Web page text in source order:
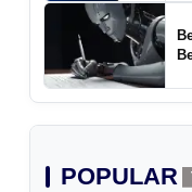
POPULAR